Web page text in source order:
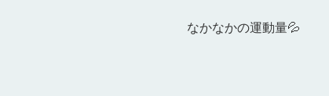
なかなかの運動量💦